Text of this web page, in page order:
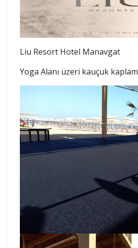
Liu Resort Hotel Manavgat
Yoga Alanı üzeri kauçuk